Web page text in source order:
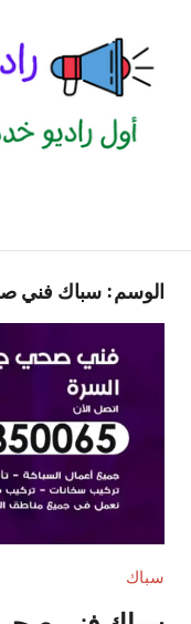
المحتوى
الكويت
للاعلانات
الوسم: سباك فني
سباك